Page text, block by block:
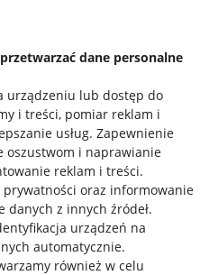
dane personalne
urządzeniu lub dostęp do
i treści, pomiar reklam i
usług. Zapewnienie
oszustwom i naprawianie
reklam i treści.
oraz informowanie
danych z innych źródeł.
urządzeń na
automatycznie.
również w celu